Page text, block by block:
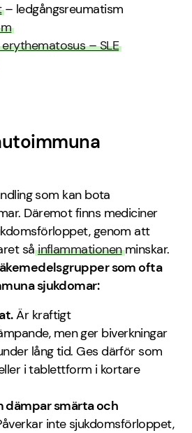
– ledgångsreumatism
– SLE
som kan bota
Däremot finns mediciner
genom att
såinflammationenminskar.
som ofta
sjukdomar:
Är kraftigt
men ger biverkningar
lång tid. Ges därför som
i tablettform i kortare
dämpar smärta och
inte sjukdomsförloppet,